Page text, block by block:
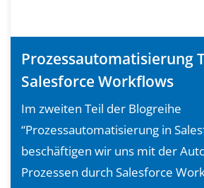
Prozessautomatisierung
Salesforce Workflows
Im zweiten Teil der Blogreihe
“Prozessautomatisierung in
beschäftigen wir uns mit der
Prozessen durch Salesforce